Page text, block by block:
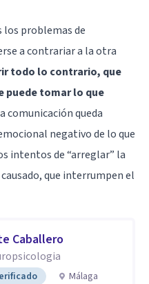
los problemas de
a contrariar a la otra
todo lo contrario, que
puede tomar lo que
comunicación queda
negativo de lo que
intentos de “arreglar” la
que interrumpen el
Caballero
Málaga